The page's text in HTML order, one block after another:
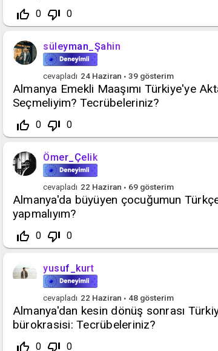
thumb_up_off_alt 0 thumb_down_off_alt 0
süleyman_Şahin
cevapladı 24 Haziran 39 gösterim
Almanya Emekli Maaşımı Türkiye'ye
Seçmeliyim? Tecrübeleriniz?
thumb_up_off_alt 0 thumb_down_off_alt 0
Ömer_Çelik
cevapladı 22 Haziran 69 gösterim
Almanya'da büyüyen çocuğumun
yapmalıyım?
thumb_up_off_alt 0 thumb_down_off_alt 0
yusuf_kurt
cevapladı 22 Haziran 48 gösterim
Almanya'dan kesin dönüş sonrası
bürokrasisi: Tecrübeleriniz?
thumb_up_off_alt 0 thumb_down_off_alt 0